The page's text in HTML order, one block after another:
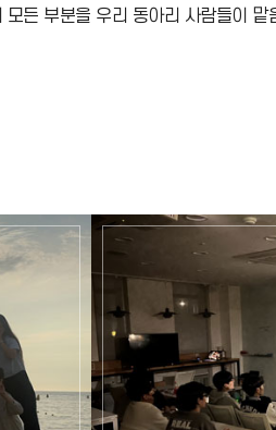
든 부분을 우리 동아리 사람들이